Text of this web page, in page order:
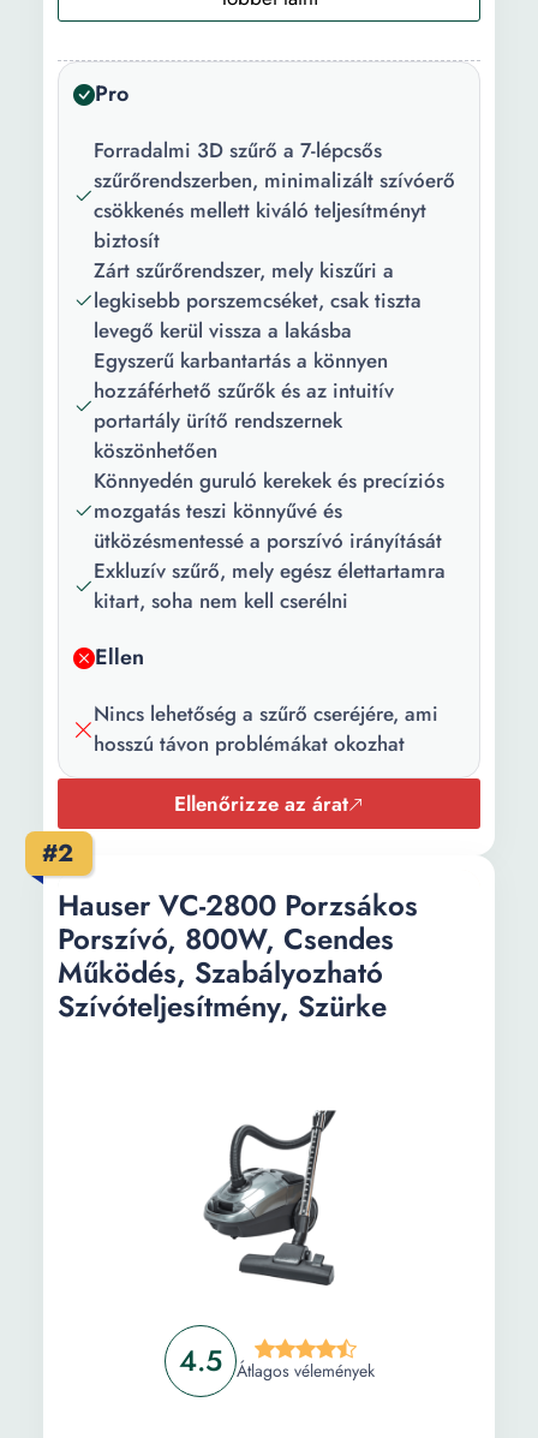
Tulajdonság:
Súly:
5.36 kg
Szín:
Kék
Teljesítmény:
650 W
Zajszint:
72 dB
Kábel hossza:
9 m
Hatósugár:
12 m
Hozzátartozó
kiegészítők:
Standard kefe (porszívófej)
Pro
Forradalmi 3D szűrő a 7-lépcsős
szűrőrendszerben, minimalizált szívóerő
csökkenés mellett kiváló teljesítményt
biztosít
Zárt szűrőrendszer, mely kiszűri a
legkisebb porszemcséket, csak tiszta
levegő kerül vissza a lakásba
Egyszerű karbantartás a könnyen
hozzáférhető szűrők és az intuitív
portartály ürítő rendszernek
köszönhetően
Könnyedén guruló kerekek és precíziós
mozgatás teszi könnyűvé és
ütközésmentessé a porszívó irányítását
Exkluzív szűrő, mely egész élettartamra
kitart, soha nem kell cserélni
Ellen
Nincs lehetőség a szűrő cseréjére, ami
hosszú távon problémákat okozhat
Ellenőrizze az árat
#2
4.5 Átlagos vélemények
Hauser VC-2800 Porzsákos
Porszívó, 800W, Csendes
Működés, Szabályozható
Szívóteljesítmény, Szürke